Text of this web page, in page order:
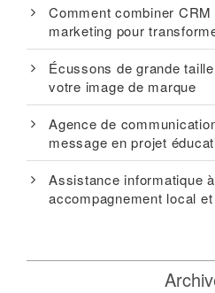
Comment combiner
marketing pour
Écussons de grande
votre image de marque
Agence de
message en projet
Assistance informatique
accompagnement local